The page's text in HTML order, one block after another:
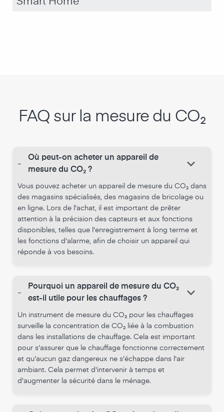
idéal pour les salles de réunion ou les salles d'attente.
FAQ sur la mesure du CO₂
-
Où peut-on acheter un appareil de
mesure du CO₂ ?
keyboard_arrow_down
Vous pouvez acheter un appareil de mesure du CO₂ dans
des magasins spécialisés, des magasins de bricolage ou
en ligne. Lors de l'achat, il est important de prêter
attention à la précision des capteurs et aux fonctions
disponibles, telles que l'enregistrement à long terme et
les fonctions d'alarme, afin de choisir un appareil qui
réponde à vos besoins.
-
Pourquoi un appareil de mesure du CO₂
est-il utile pour les chauffages ?
keyboard_arrow_down
Un instrument de mesure du CO₂ pour les chauffages
surveille la concentration de CO₂ liée à la combustion
dans les installations de chauffage. Cela est important
pour s'assurer que le chauffage fonctionne correctement
et qu'aucun gaz dangereux ne s'échappe dans l'air
ambiant. Cela permet d'intervenir à temps et
d'augmenter la sécurité dans le ménage.